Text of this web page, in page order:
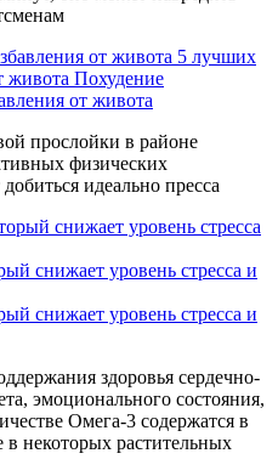
5 лучших
живота Похудение
от живота
прослойки в районе
физических
идеально пресса
снижает уровень стресса и
снижает уровень стресса и
здоровья сердечно-
эмоционального состояния,
Омега-3 содержатся в
некоторых растительных